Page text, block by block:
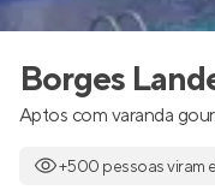
Borges
Aptos com varanda
+500 pessoas viram